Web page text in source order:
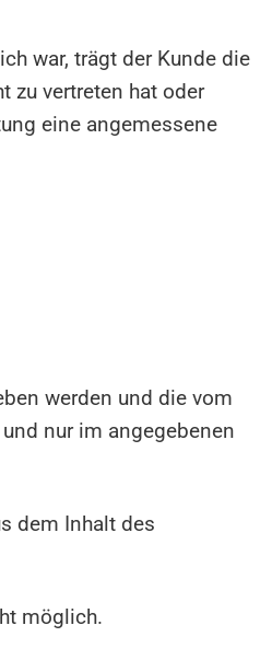
war, trägt der Kunde die
zu vertreten hat oder
eine angemessene
werden und die vom
nur im angegebenen
dem Inhalt des
möglich.